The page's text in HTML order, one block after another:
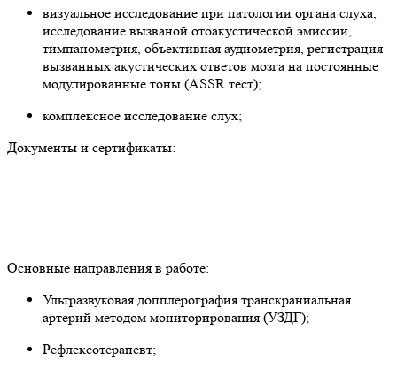
визуальное исследование при патологии органа слуха,
исследование вызваной отоакустической эмиссии,
тимпанометрия, объективная аудиометрия, регистрация
вызванных акустических ответов мозга на постоянные
модулированные тоны (ASSR тест);
комплексное исследование слух;
Документы и сертификаты:
Основные направления в работе:
Ультразвуковая допплерография транскраниальная
артерий методом мониторирования (УЗДГ);
Рефлексотерапевт;